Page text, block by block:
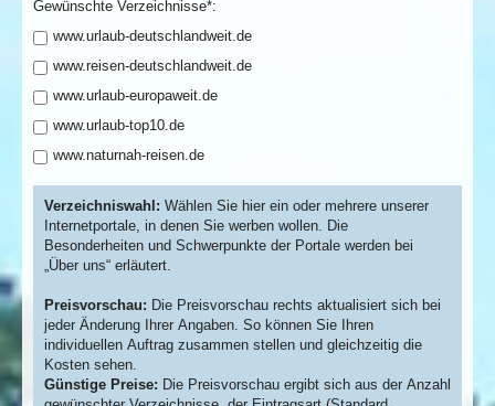
Gewünschte Verzeichnisse*:
www.urlaub-deutschlandweit.de
www.reisen-deutschlandweit.de
www.urlaub-europaweit.de
www.urlaub-top10.de
www.naturnah-reisen.de
Verzeichniswahl: Wählen Sie hier ein oder mehrere unserer
Internetportale, in denen Sie werben wollen. Die
Besonderheiten und Schwerpunkte der Portale werden bei
„Über uns“ erläutert.
Preisvorschau: Die Preisvorschau rechts aktualisiert sich bei
jeder Änderung Ihrer Angaben. So können Sie Ihren
individuellen Auftrag zusammen stellen und gleichzeitig die
Kosten sehen.
Günstige Preise: Die Preisvorschau ergibt sich aus der Anzahl